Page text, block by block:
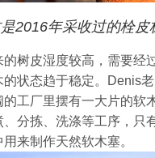
是2016年采收过的栓皮
的树皮湿度较高，需要经
的状态趋于稳定。Denis
的工厂里摆有一大片的软
、分拣、洗涤等工序，只
来制作天然软木塞。